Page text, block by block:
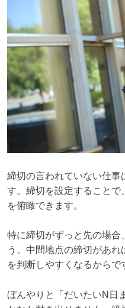
締切の言われていない仕事
す。締切を設定すること
を俯瞰できます。
特に締切がずっと先の場合
う。中間地点の締切があ
を判断しやすくなるからで
ぼんやりと「だいたいN日